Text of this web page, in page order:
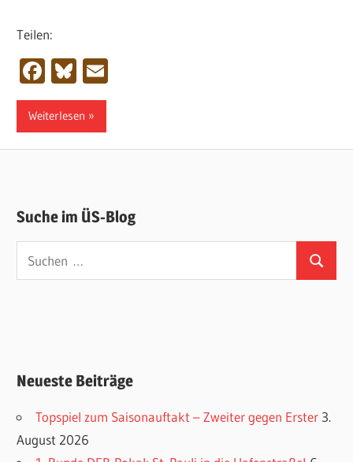
Teilen:
Facebook
Bluesky
Weiterlesen
Suche im ÜS-Blog
Suchen
nach:
Suchen
Neueste Beiträge
Topspiel zum Saisonauftakt – Zweiter gegen Erster 3.
August 2026